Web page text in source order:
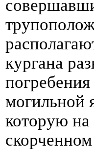
кургана
могильной
которую на